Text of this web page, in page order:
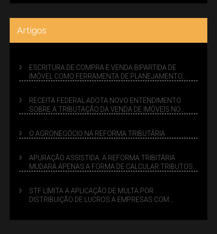
Artigos
ESCRITURA DE COMPRA E VENDA BIPARTIDA DE
IMÓVEL COMO FERRAMENTA DE PLANEJAMENTO
RECEITA FEDERAL ADOTA NOVO ENTENDIMENTO
SOBRE A TRIBUTAÇÃO DA VENDA DE IMÓVEIS NO
O AGRONEGÓCIO NA REFORMA TRIBUTÁRIA
APURAÇÃO ASSISTIDA: A REFORMA TRIBITÁRIA
MUDARÁ APENAS A FORMA DE CALCULAR TRIBUTOS
STF LIMITA A APLICAÇÃO DE MULTA POR
DISTRIBUIÇÃO DE LUCROS A EMPRESAS COM